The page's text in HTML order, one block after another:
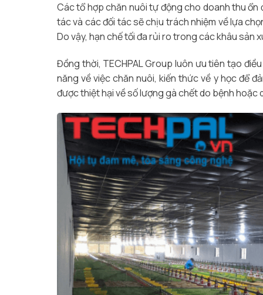
Các tổ hợp chăn nuôi tự động cho doanh thu ổn
tác và các đối tác sẽ chịu trách nhiệm về lựa
Do vậy, hạn chế tối đa rủi ro trong các khâu sản
Đồng thời, TECHPAL Group luôn ưu tiên tạo
năng về việc chăn nuôi, kiến thức về y học để
được thiệt hại về số lượng gà chết do bệnh